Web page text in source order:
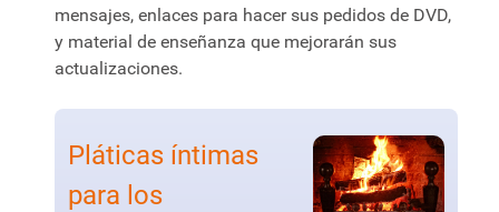
mensajes, enlaces para hacer sus pedidos de DVD,
y material de enseñanza que mejorarán sus
actualizaciones.
Pláticas íntimas
para los